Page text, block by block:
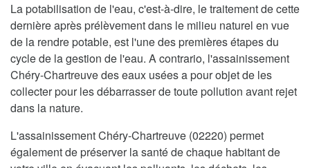
La potabilisation de l'eau, c'est-à-dire, le traitement de cette
dernière après prélèvement dans le milieu naturel en vue
de la rendre potable, est l'une des premières étapes du
cycle de la gestion de l'eau. A contrario, l'assainissement
Chéry-Chartreuve des eaux usées a pour objet de les
collecter pour les débarrasser de toute pollution avant rejet
dans la nature.
L'assainissement Chéry-Chartreuve (02220) permet
également de préserver la santé de chaque habitant de